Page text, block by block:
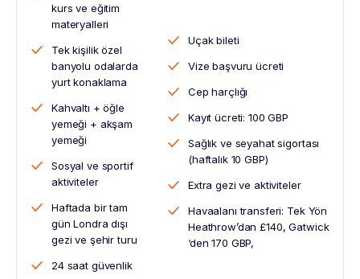
kurs ve eğitim
materyalleri
Tek kişilik özel
banyolu odalarda
yurt konaklama
Kahvaltı + öğle
yemeği + akşam
yemeği
Sosyal ve sportif
aktiviteler
Haftada bir tam
gün Londra dışı
gezi ve şehir turu
24 saat güvenlik
Uçak bileti
Vize başvuru ücreti
Cep harçlığı
Kayıt ücreti: 100 GBP
Sağlık ve seyahat sigortası
(haftalık 10 GBP)
Extra gezi ve aktiviteler
Havaalanı transferi: Tek Yön
Heathrow’dan £140, Gatwick
‘den 170 GBP,